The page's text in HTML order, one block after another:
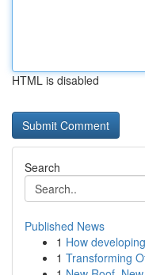
HTML is disabled
Search
Published News
1 How
1 Transforming